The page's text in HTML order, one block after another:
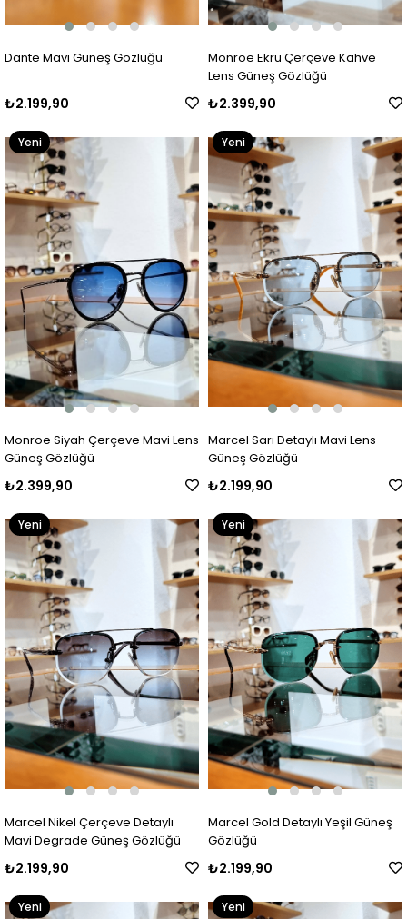
Dante Mavi Güneş Gözlüğü
₺2.199,90
Monroe Ekru Çerçeve Kahve
Lens Güneş Gözlüğü
₺2.399,90
Monroe Siyah Çerçeve Mavi Lens
Güneş Gözlüğü
₺2.399,90
Yeni
Ürün
Marcel Sarı Detaylı Mavi Lens
Güneş Gözlüğü
₺2.199,90
Yeni
Ürün
Marcel Nikel Çerçeve Detaylı
Mavi Degrade Güneş Gözlüğü
₺2.199,90
Yeni
Ürün
Marcel Gold Detaylı Yeşil Güneş
Gözlüğü
₺2.199,90
Yeni
Ürün
Yeni
Yeni